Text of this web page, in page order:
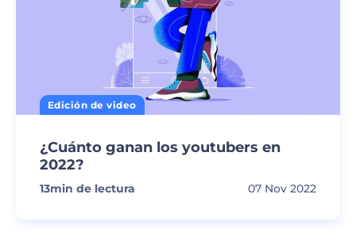
Edición de video
¿Cuánto ganan los youtubers en
2022?
13min de lectura 07 Nov 2022